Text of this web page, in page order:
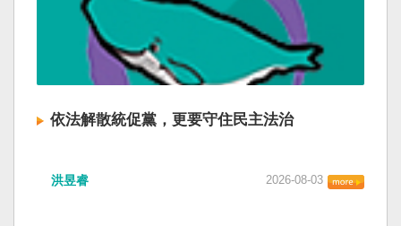
依法解散統促黨，更要守住民主法治
洪昱睿 2026-08-03